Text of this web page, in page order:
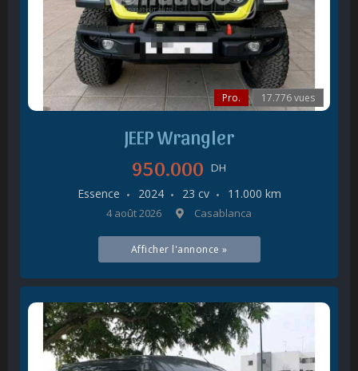
Pro. 17.776 vues
JEEP Wrangler
950.000 DH
Essence 2024 23 cv 11.000 km
4 août 2026 Casablanca
Afficher l'annonce »